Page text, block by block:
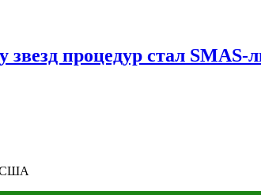
процедур стал SMAS-
США